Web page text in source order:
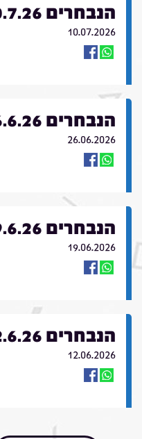
הנבחרים 10.7.26
10.07.2026
הנבחרים 26.6.26
26.06.2026
הנבחרים 19.6.26
19.06.2026
הנבחרים 12.6.26
12.06.2026